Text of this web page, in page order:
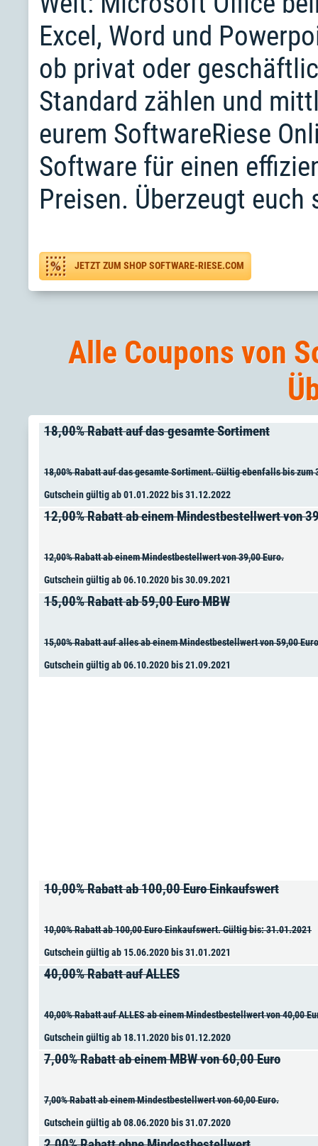
Excel, Word und
ob privat oder
Standard zählen und
eurem SoftwareRiese
Software für einen
Preisen. Überzeugt euch
JETZT ZUM SHOP SOFTWARE-RIESE.COM
Alle Coupons von
18,00% Rabatt auf das gesamte Sortiment
18,00% Rabatt auf das gesamte Sortiment. Gültig ebenfalls bis zum
Gutschein gültig ab 01.01.2022 bis 31.12.2022
12,00% Rabatt ab einem Mindestbestellwert von
12,00% Rabatt ab einem Mindestbestellwert von 39,00 Euro.
Gutschein gültig ab 06.10.2020 bis 30.09.2021
15,00% Rabatt ab 59,00 Euro MBW
15,00% Rabatt auf alles ab einem Mindestbestellwert von 59,00
Gutschein gültig ab 06.10.2020 bis 21.09.2021
10,00% Rabatt ab 100,00 Euro Einkaufswert
10,00% Rabatt ab 100,00 Euro Einkaufswert. Gültig bis: 31.01.2021
Gutschein gültig ab 15.06.2020 bis 31.01.2021
40,00% Rabatt auf ALLES
40,00% Rabatt auf ALLES ab einem Mindestbestellwert von 40,00
Gutschein gültig ab 18.11.2020 bis 01.12.2020
7,00% Rabatt ab einem MBW von 60,00 Euro
7,00% Rabatt ab einem Mindestbestellwert von 60,00 Euro.
Gutschein gültig ab 08.06.2020 bis 31.07.2020